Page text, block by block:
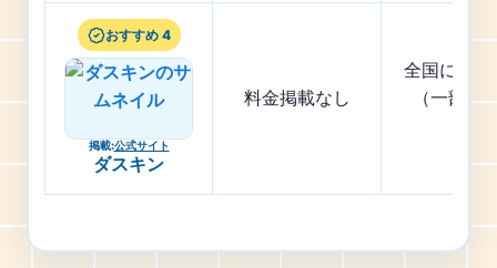
おすすめ 4
掲載:公式サイト
ダスキン
料金掲載なし
全国に店舗
（一部地